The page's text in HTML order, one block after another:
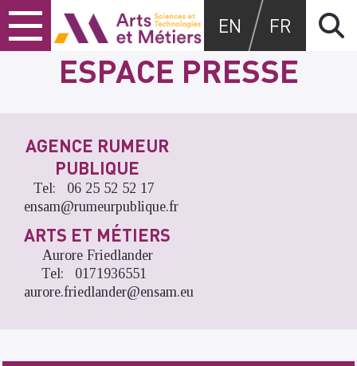
Skip
to
content
Skip
to
main
Skip
to
search
Arts et métiers
EN FR
ESPACE PRESSE
AGENCE RUMEUR
PUBLIQUE
Tel
06 25 52 52 17
ensam@rumeurpublique.fr
ARTS ET MÉTIERS
Aurore Friedlander
Tel
0171936551
aurore.friedlander@ensam.eu